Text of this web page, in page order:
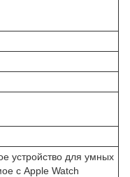
устройство для умных
с Apple Watch